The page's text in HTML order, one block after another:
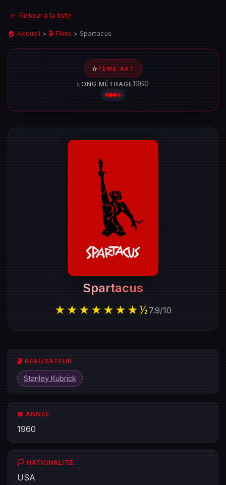
← Retour à la liste
🏠 Accueil > 🎬 Films > Spartacus
⭐7ÈME ART
LONG MÉTRAGE1960
Spartacus
★★★★★★★½ 7.9/10
🎬 RÉALISATEUR
Stanley Kubrick
📅 ANNÉE
1960
🏳️ NATIONALITÉ
USA